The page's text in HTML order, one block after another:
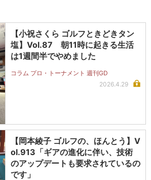
【小祝さくら ゴルフときどきタン
塩】Vol.87 朝11時に起きる生活
は1週間半でやめました
コラム プロ・トーナメント 週刊GD
2026.4.29
【岡本綾子 ゴルフの、ほんとう】V
ol.913「ギアの進化に伴い、技術
のアップデートも要求されているの
です」